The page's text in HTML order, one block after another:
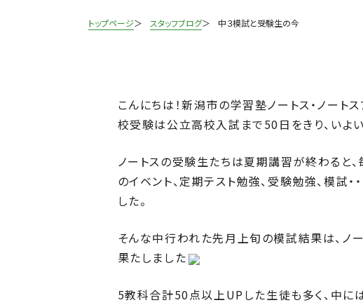
トップページ スタッフブログ 中３模試と受験生の今
こんにちは！新潟市の学習塾ノートス・ノート
校受験は公立高校入試まで50日をきり、いよ
ノートスの受験生たちは夏期講習が終わると
のイベント、定期テスト勉強、受験勉強、模試
した。
そんな中行われた先月上旬の模試結果は、ノ
果たしました
5教科合計50点以上UPした生徒も多く、中に